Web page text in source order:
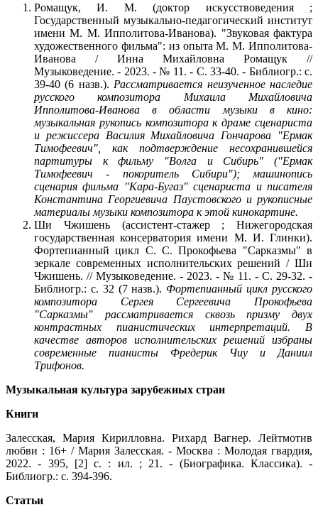
Ромащук, И. М. (доктор искусствоведения ;
Государственный музыкально-педагогический институт
имени М. М. Ипполитова-Иванова). "Звуковая фактура
художественного фильма": из опыта М. М. Ипполитова-
Иванова / Инна Михайловна Ромащук //
Музыковедение. - 2023. - № 11. - С. 33-40. - Библиогр.: с.
39-40 (6 назв.). Рассматривается неизученное наследие
русского композитора Михаила Михайловича
Ипполитова-Иванова в области музыки в кино:
музыкальная рукопись композитора к драме сценариста
и режиссера Василия Михайловича Гончарова "Ермак
Тимофеевич", как подтверждение несохранившейся
партитуры к фильму "Волга и Сибирь" ("Ермак
Тимофеевич - покоритель Сибири"); машинопись
сценария фильма "Кара-Бугаз" сценариста и писателя
Константина Георгиевича Паустовского и рукописные
материалы музыки композитора к этой кинокартине.
Ши Чжишень (ассистент-стажер ; Нижегородская
государственная консерватория имени М. И. Глинки).
Фортепианный цикл С. С. Прокофьева "Сарказмы" в
зеркале современных исполнительских решений / Ши
Чжишень. // Музыковедение. - 2023. - № 11. - С. 29-32. -
Библиогр.: с. 32 (7 назв.). Фортепианный цикл русского
композитора Сергея Сергеевича Прокофьева
"Сарказмы" рассматривается сквозь призму двух
контрастных пианистических интерпретаций. В
качестве авторов исполнительских решений избраны
современные пианисты Фредерик Чиу и Даниил
Трифонов.
Музыкальная культура зарубежных стран
Книги
Залесская, Мария Кирилловна. Рихард Вагнер. Лейтмотив
любви : 16+ / Мария Залесская. - Москва : Молодая гвардия,
2022. - 395, [2] с. : ил. ; 21. - (Биографика. Классика). -
Библиогр.: с. 394-396.
Статьи